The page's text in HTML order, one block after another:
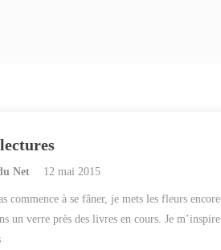
Net 12 mai 2015
commence à se fâner, je mets les fleurs encore
un verre près des livres en cours. Je m’inspire